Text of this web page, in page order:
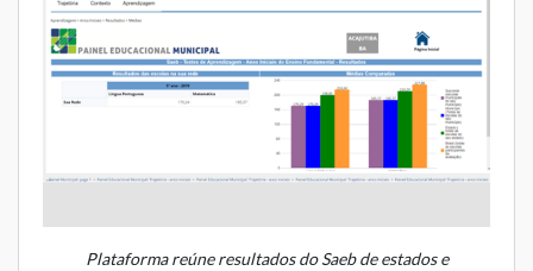
Plataforma reúne resultados do Saeb de estados e